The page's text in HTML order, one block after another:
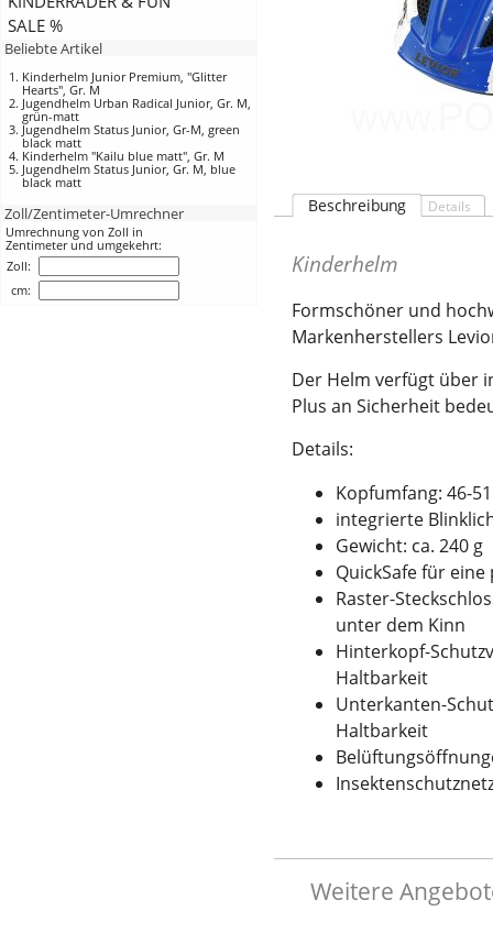
SALE %
Beliebte Artikel
Kinderhelm Junior Premium, "Glitter
Hearts", Gr. M
Jugendhelm Urban Radical Junior, Gr. M,
grün-matt
Jugendhelm Status Junior, Gr-M, green
black matt
Kinderhelm "Kailu blue matt", Gr. M
Jugendhelm Status Junior, Gr. M, blue
black matt
Zoll/Zentimeter-Umrechner
Umrechnung von Zoll in
Zentimeter und umgekehrt:
Zoll:
cm:
Beschreibung Details
Kinderhelm
Formschöner und
Markenherstellers
Der Helm verfügt über
Plus an Sicherheit
Details:
Kopfumfang: 46-
integrierte
Gewicht: ca. 240 g
QuickSafe für
Raster-
unter dem Kinn
Hinterkopf-
Haltbarkeit
Unterkanten-
Haltbarkeit
Weitere